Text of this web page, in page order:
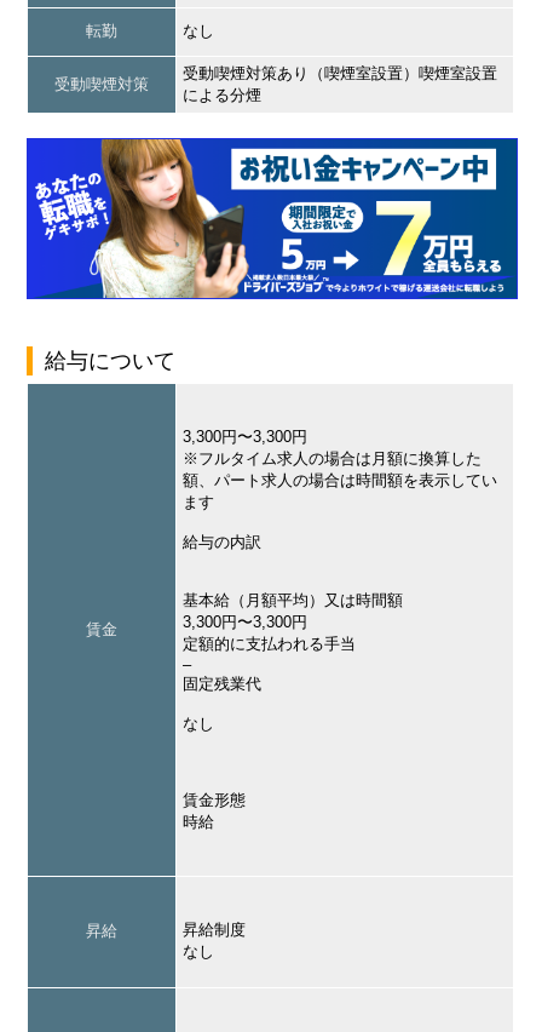
転勤 なし
受動喫煙対策
受動喫煙対策あり（喫煙室設置）喫煙室設置
による分煙
給与について
賃金
3,300円〜3,300円
※フルタイム求人の場合は月額に換算した
額、パート求人の場合は時間額を表示してい
ます
給与の内訳
基本給（月額平均）又は時間額
3,300円〜3,300円
定額的に支払われる手当
–
固定残業代
なし
賃金形態
時給
昇給
昇給制度
なし